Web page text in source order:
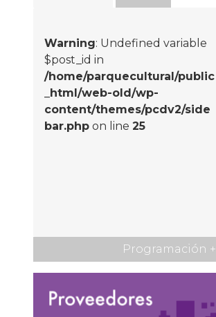
Warning: Undefined variable
$post_id in
/home/parquecultural/public
_html/web-old/wp-
content/themes/pcdv2/side
bar.php on line25
Programación +